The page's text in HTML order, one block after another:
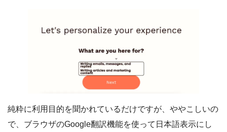
純粋に利用目的を聞かれているだけですが、ややこしいの
で、ブラウザのGoogle翻訳機能を使って日本語表示にし